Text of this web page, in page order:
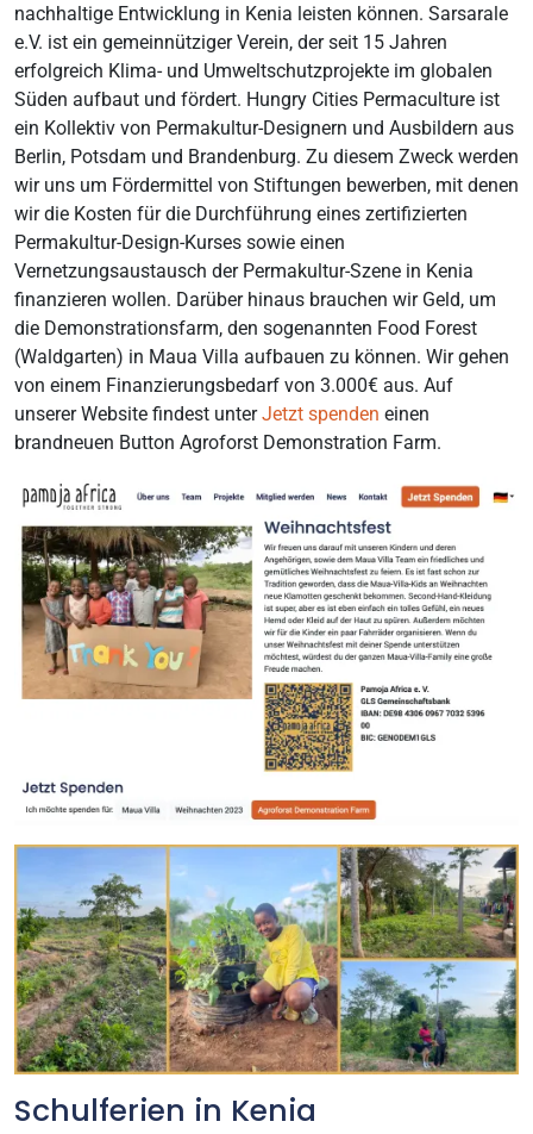
nachhaltige Entwicklung in Kenia leisten können. Sarsarale
e.V. ist ein gemeinnütziger Verein, der seit 15 Jahren
erfolgreich Klima- und Umweltschutzprojekte im globalen
Süden aufbaut und fördert. Hungry Cities Permaculture ist
ein Kollektiv von Permakultur-Designern und Ausbildern aus
Berlin, Potsdam und Brandenburg. Zu diesem Zweck werden
wir uns um Fördermittel von Stiftungen bewerben, mit denen
wir die Kosten für die Durchführung eines zertifizierten
Permakultur-Design-Kurses sowie einen
Vernetzungsaustausch der Permakultur-Szene in Kenia
finanzieren wollen. Darüber hinaus brauchen wir Geld, um
die Demonstrationsfarm, den sogenannten Food Forest
(Waldgarten) in Maua Villa aufbauen zu können. Wir gehen
von einem Finanzierungsbedarf von 3.000€ aus. Auf
unserer Website findest unterJetzt spenden einen
brandneuen Button Agroforst Demonstration Farm.
Schulferien in Kenia